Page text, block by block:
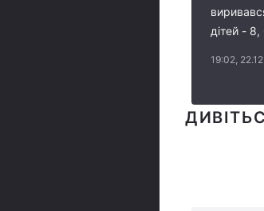
дітей - 8,
19:02,